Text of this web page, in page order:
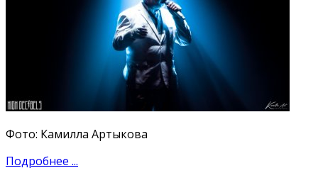
Фото: Камилла Артыкова
Подробнее ...